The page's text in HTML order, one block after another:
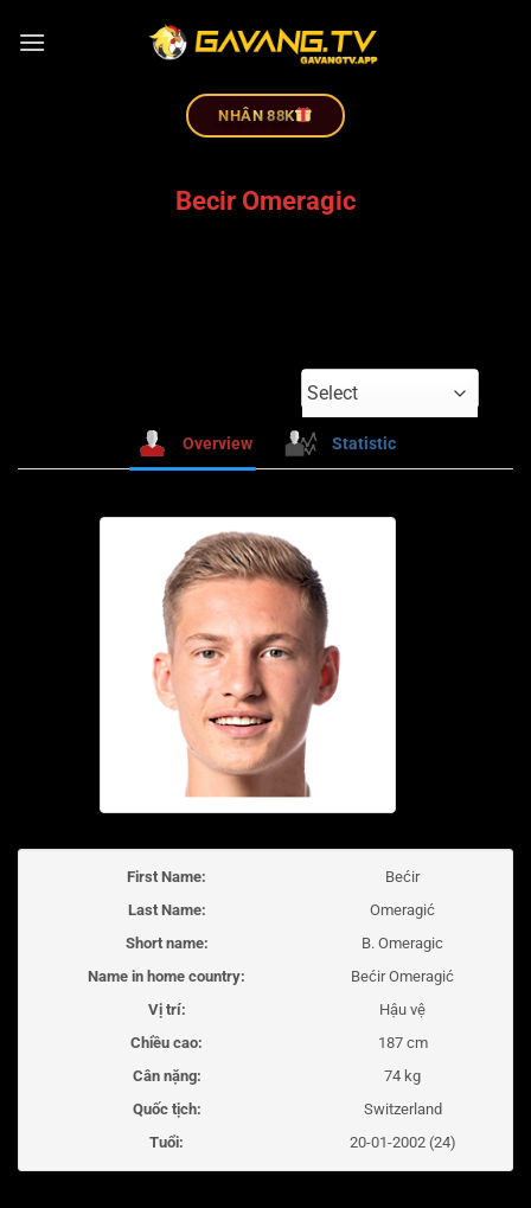
NHÂN 88K
Becir Omeragic
Select
Overview Statistic
First Name:
Bećir
Last Name:
Omeragić
Short name:
B. Omeragic
Name in home country:
Bećir Omeragić
Vị trí:
Hậu vệ
Chiều cao:
187 cm
Cân nặng:
74 kg
Quốc tịch:
Switzerland
Tuổi:
20-01-2002 (24)